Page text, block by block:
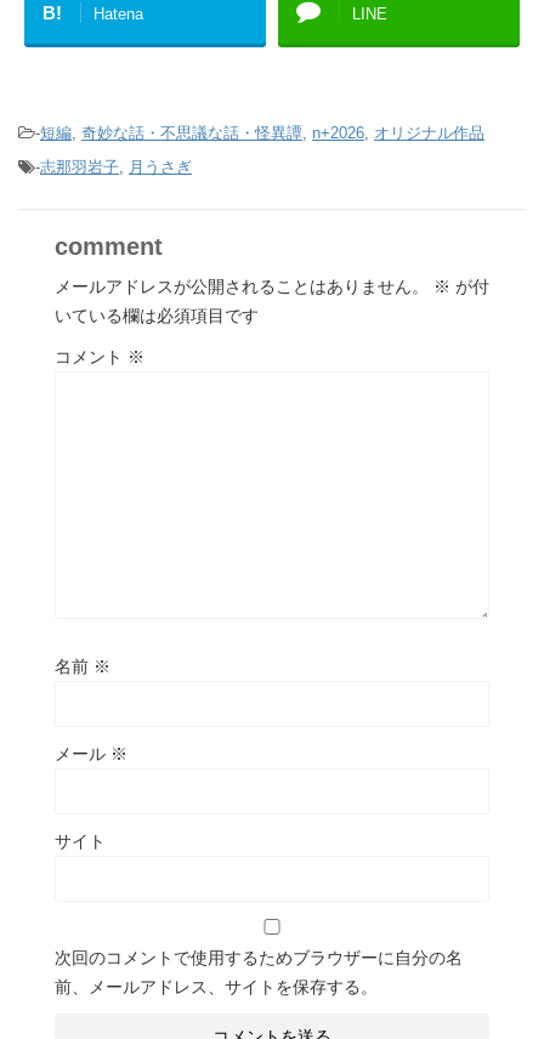
B! Hatena LINE
-短編 奇妙な話・不思議な話・怪異譚 n+2026 オリジナル作品
-志那羽岩子 月うさぎ
comment
メールアドレスが公開されることはありません。 ※ が付
いている欄は必須項目です
コメント ※
名前 ※
メール ※
サイト
次回のコメントで使用するためブラウザーに自分の名
前、メールアドレス、サイトを保存する。